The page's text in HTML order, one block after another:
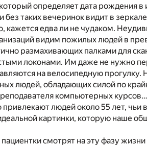
определяет дата рождения в
таких вечеринок видит в
кажется едва ли не чудаком.
видим пожилых людей в
размахивающих палками для
локонами. Им даже не нужно
на велосипедную
людей, обладающих силой по
компьютерных
людей около 55 лет, чьи
картинки, которую наше
смотрят на эту фазу